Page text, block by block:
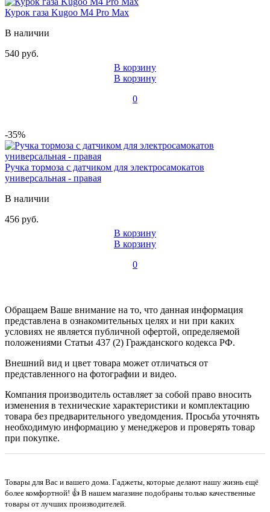
Курок газа Kugoo M4 Pro Max
В наличии
540 руб.
В корзину
В корзину
0
-35%
Ручка тормоза с датчиком для электросамокатов
универсальная - правая
В наличии
456 руб.
В корзину
В корзину
0
Обращаем Ваше внимание на то, что данная информация
представлена в ознакомительных целях и ни при каких
условиях не является публичной офертой, определяемой
положениями Статьи 437 (2) Гражданского кодекса РФ.
Внешний вид и цвет товара может отличаться от
представленного на фотографии и видео.
Компания производитель оставляет за собой право вносить
изменения в технические характеристики и комплектацию
товара без предварительного уведомдения. Просьба уточнять
необходимую информацию у менеджеров и проверять товар
при покупке.
Товары для Вас и вашего дома. Гаджеты, которые делают нашу жизнь ещё
более комфортной! 👍 В нашем магазине подобраны только качественные
товары от лучших производителей.